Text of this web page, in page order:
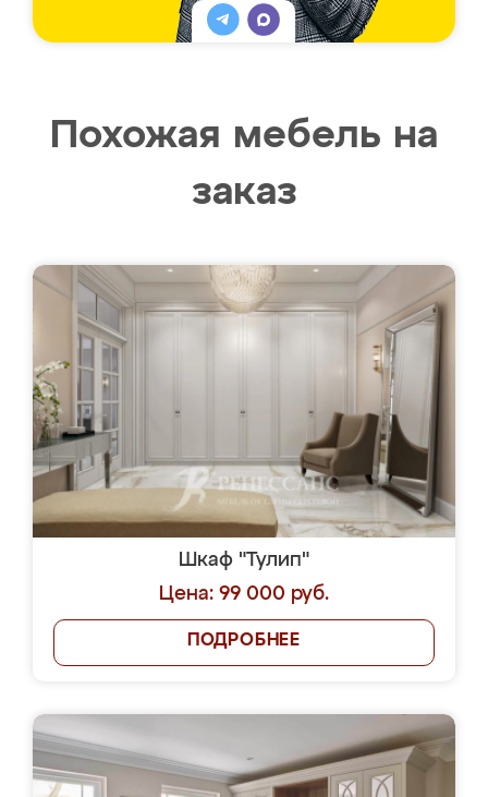
Похожая мебель на
заказ
Шкаф "Тулип"
Цена: 99 000 руб.
ПОДРОБНЕЕ